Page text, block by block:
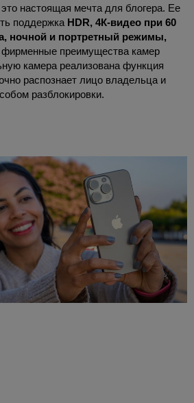
настоящая мечта для блогера. Ее
поддержка HDR, 4К-видео при 60
ночной и портретный режимы,
фирменные преимущества камер
камера реализована функция
распознает лицо владельца и
разблокировки.